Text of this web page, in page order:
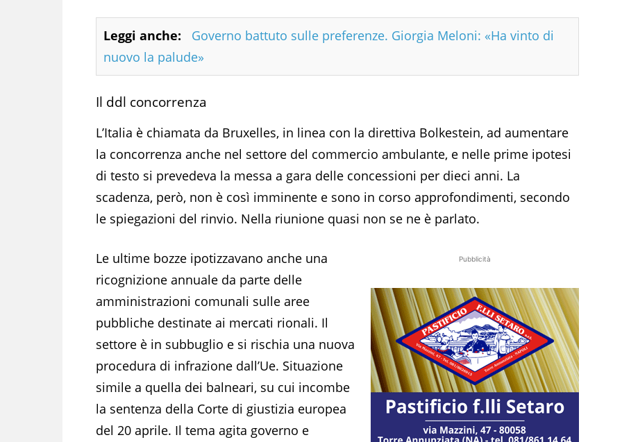
Leggi anche:
Governo battuto sulle preferenze. Giorgia Meloni: «Ha vinto di
nuovo la palude»
Il ddl concorrenza
L’Italia è chiamata da Bruxelles, in linea con la direttiva Bolkestein, ad aumentare
la concorrenza anche nel settore del commercio ambulante, e nelle prime ipotesi
di testo si prevedeva la messa a gara delle concessioni per dieci anni. La
scadenza, però, non è così imminente e sono in corso approfondimenti, secondo
le spiegazioni del rinvio. Nella riunione quasi non se ne è parlato.
Pubblicità
Le ultime bozze ipotizzavano anche una
ricognizione annuale da parte delle
amministrazioni comunali sulle aree
pubbliche destinate ai mercati rionali. Il
settore è in subbuglio e si rischia una nuova
procedura di infrazione dall’Ue. Situazione
simile a quella dei balneari, su cui incombe
la sentenza della Corte di giustizia europea
del 20 aprile. Il tema agita governo e